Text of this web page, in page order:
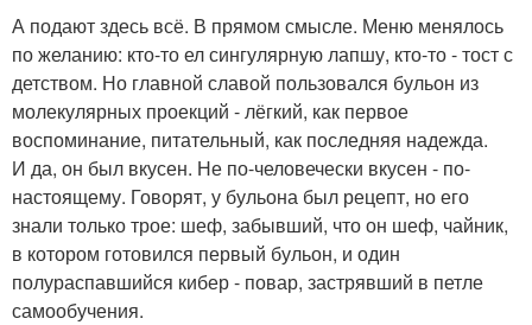
А подают здесь всё. В прямом смысле. Меню менялось
по желанию: кто-то ел сингулярную лапшу, кто-то - тост с
детством. Но главной славой пользовался бульон из
молекулярных проекций - лёгкий, как первое
воспоминание, питательный, как последняя надежда.
И да, он был вкусен. Не по-человечески вкусен - по-
настоящему. Говорят, у бульона был рецепт, но его
знали только трое: шеф, забывший, что он шеф, чайник,
в котором готовился первый бульон, и один
полураспавшийся кибер - повар, застрявший в петле
самообучения.